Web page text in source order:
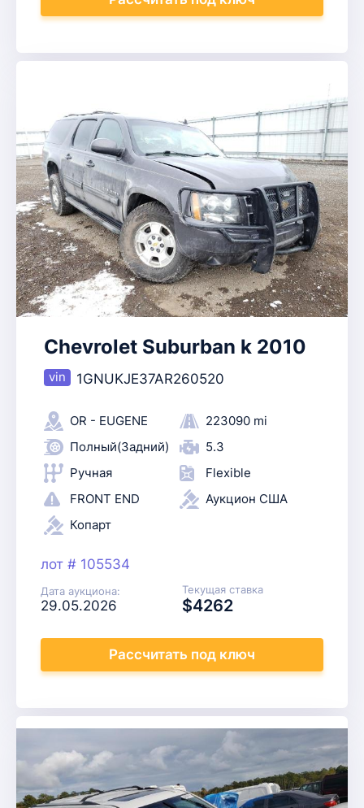
Chevrolet Suburban k 2010
1GNUKJE37AR260520
OR - EUGENE
223090 mi
Полный(Задний)
5.3
Ручная
Flexible
FRONT END
Аукцион США
Копарт
лот # 105534
Дата аукциона:
29.05.2026
Текущая ставка
$4262
Рассчитать под ключ